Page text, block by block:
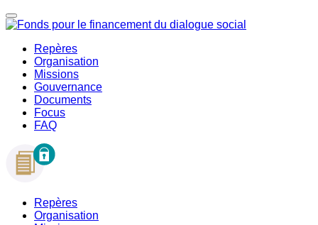
Repères
Organisation
Missions
Gouvernance
Documents
Focus
FAQ
Repères
Organisation